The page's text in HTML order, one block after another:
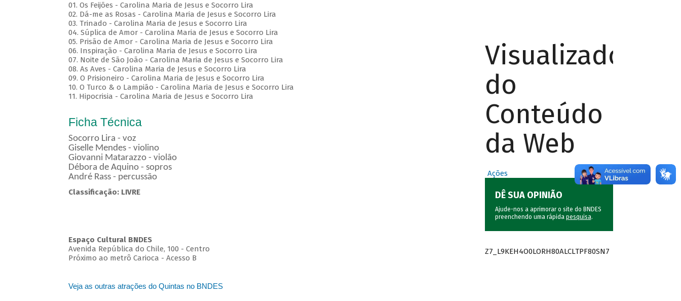
01. Os Feijões - Carolina Maria de Jesus e Socorro Lira
02. Dá-me as Rosas - Carolina Maria de Jesus e Socorro Lira
03. Trinado - Carolina Maria de Jesus e Socorro Lira
04. Súplica de Amor - Carolina Maria de Jesus e Socorro Lira
05. Prisão de Amor - Carolina Maria de Jesus e Socorro Lira
06. Inspiração - Carolina Maria de Jesus e Socorro Lira
07. Noite de São João - Carolina Maria de Jesus e Socorro Lira
08. As Aves - Carolina Maria de Jesus e Socorro Lira
09. O Prisioneiro - Carolina Maria de Jesus e Socorro Lira
10. O Turco & o Lampião - Carolina Maria de Jesus e Socorro Lira
11. Hipocrisia - Carolina Maria de Jesus e Socorro Lira
Ficha Técnica
Socorro Lira - voz
Giselle Mendes - violino
Giovanni Matarazzo - violão
Débora de Aquino - sopros
André Rass - percussão
Classificação: LIVRE
Espaço Cultural BNDES
Avenida República do Chile, 100 - Centro
Próximo ao metrô Carioca - Acesso B
Veja as outras atrações do Quintas no BNDES
Visualizador
do
Conteúdo
da Web
Ações
DÊ SUA OPINIÃO
Ajude-nos a aprimorar o site do BNDES
preenchendo uma rápida pesquisa.
Z7_L9KEH4O0LORH80ALCLTPF80SN7